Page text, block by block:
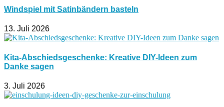
Windspiel mit Satinbändern basteln
13. Juli 2026
Kita-Abschiedsgeschenke: Kreative DIY-Ideen zum
Danke sagen
3. Juli 2026